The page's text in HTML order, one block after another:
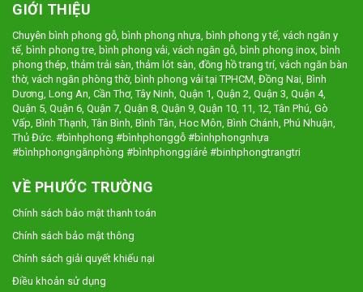
GIỚI THIỆU
Chuyên bình phong gỗ, bình phong nhựa, bình phong y tế, vách ngăn y
tế, bình phong tre, bình phong vải, vách ngăn gỗ, bình phong inox, bình
phong thép, thảm trải sàn, thảm lót sàn, đồng hồ trang trí, vách ngăn bàn
thờ, vách ngăn phòng thờ, bình phong vải tại TPHCM, Đồng Nai, Bình
Dương, Long An, Cần Thơ, Tây Ninh, Quận 1, Quận 2, Quận 3, Quận 4,
Quận 5, Quận 6, Quận 7, Quận 8, Quận 9, Quận 10, 11, 12, Tân Phú, Gò
Vấp, Bình Thạnh, Tân Bình, Bình Tân, Hoc Môn, Bình Chánh, Phú Nhuận,
Thủ Đức. #bìnhphong #bìnhphonggỗ #bìnhphongnhựa
#bìnhphongngănphòng #bìnhphonggiárẻ #binhphongtrangtri
VỀ PHƯỚC TRƯỜNG
Chính sách bảo mật thanh toán
Chính sách bảo mật thông
Chính sách giải quyết khiếu nại
Điều khoản sử dụng